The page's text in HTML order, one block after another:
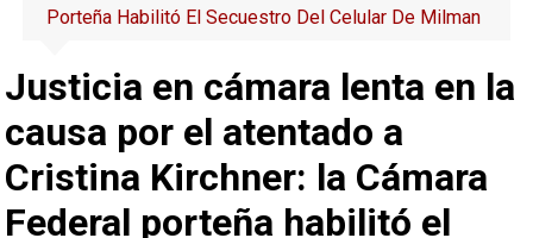
Porteña Habilitó El Secuestro Del Celular De Milman
Justicia en cámara lenta en la
causa por el atentado a
Cristina Kirchner: la Cámara
Federal porteña habilitó el